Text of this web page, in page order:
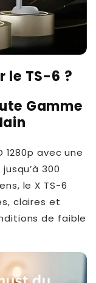
le TS-6 ?
Gamme
1280p avec une
300
le X TS-6
claires et
de faible